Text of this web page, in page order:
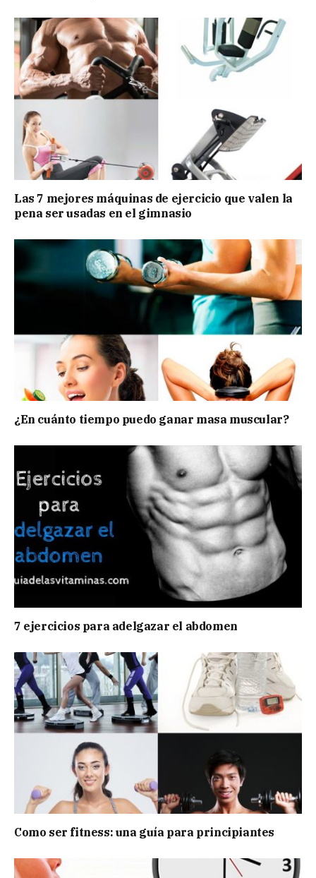
Las 7 mejores máquinas de ejercicio que valen la
pena ser usadas en el gimnasio
¿En cuánto tiempo puedo ganar masa muscular?
7 ejercicios para adelgazar el abdomen
Como ser fitness: una guía para principiantes